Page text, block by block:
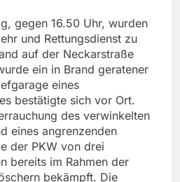
gegen 16.50 Uhr, wurden
und Rettungsdienst zu
auf der Neckarstraße
ein in Brand geratener
eines
bestätigte sich vor Ort.
des verwinkelten
eines angrenzenden
der PKW von drei
bereits im Rahmen der
bekämpft. Die